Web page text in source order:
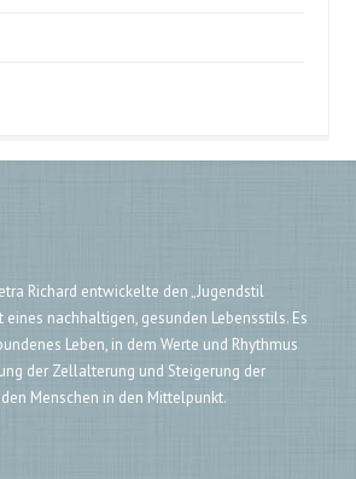
Richard entwickelte den „Jugendstil
eines nachhaltigen, gesunden Lebensstils. Es
Leben, in dem Werte und Rhythmus
der Zellalterung und Steigerung der
Menschen in den Mittelpunkt.